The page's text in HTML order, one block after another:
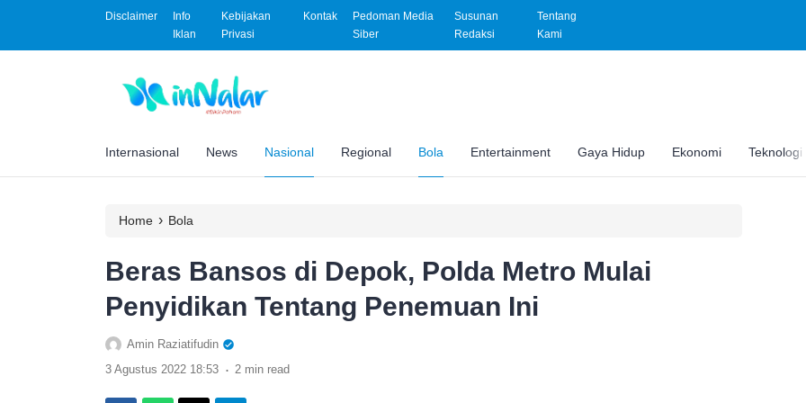
Disclaimer
Info
Iklan
Kebijakan
Privasi
Kontak
Pedoman Media
Siber
Susunan
Redaksi
Tentang
Kami
Internasional News Nasional Regional Bola Entertainment Gaya Hidup Ekonomi Teknologi
Home › Bola
Beras Bansos di Depok, Polda Metro Mulai
Penyidikan Tentang Penemuan Ini
Amin Raziatifudin
3 Agustus 2022 18:53 . 2 min read